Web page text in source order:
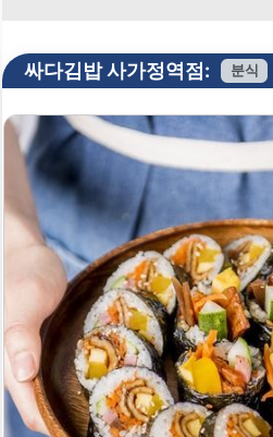
싸다김밥 사가정역점: 분식